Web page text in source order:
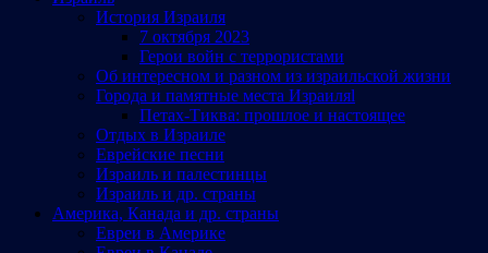
История Израиля
7 октября 2023
Герои войн с террористами
Об интересном и разном из израильской жизни
Города и памятные места Израиляl
Петах-Тиква: прошлое и настоящее
Отдых в Израиле
Еврейские песни
Израиль и палестинцы
Израиль и др. страны
Америка, Канада и др. страны
Евреи в Америке